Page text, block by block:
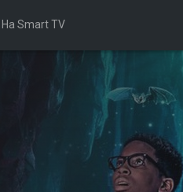
На Smart TV